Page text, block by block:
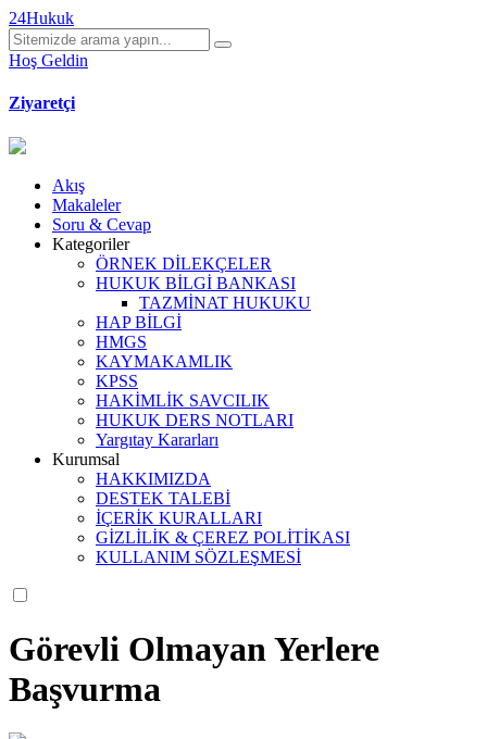
24Hukuk
Hoş Geldin
Ziyaretçi
Akış
Makaleler
Soru & Cevap
Kategoriler
ÖRNEK DİLEKÇELER
HUKUK BİLGİ BANKASI
TAZMİNAT HUKUKU
HAP BİLGİ
HMGS
KAYMAKAMLIK
KPSS
HAKİMLİK SAVCILIK
HUKUK DERS NOTLARI
Yargıtay Kararları
Kurumsal
HAKKIMIZDA
DESTEK TALEBİ
İÇERİK KURALLARI
GİZLİLİK & ÇEREZ POLİTİKASI
KULLANIM SÖZLEŞMESİ
Görevli Olmayan Yerlere
Başvurma